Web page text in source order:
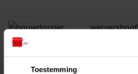
Toestemming
wervershoof